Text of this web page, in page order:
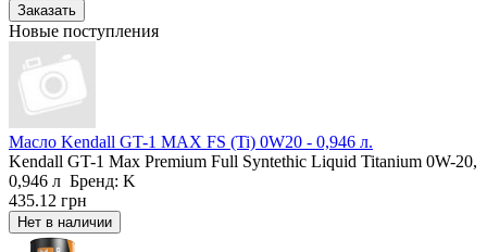
Новые поступления
Масло Kendall GT-1 MAX FS (Ti) 0W20 - 0,946 л.
Kendall GT-1 Max Premium Full Syntethic Liquid Titanium 0W-20,
0,946 л Бренд: K
435.12 грн